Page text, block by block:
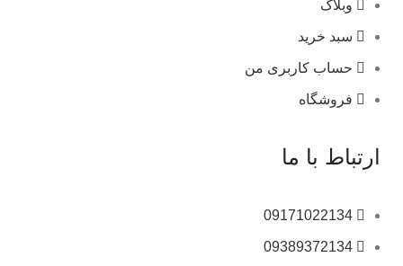
وبلاگ
سبد خرید
حساب کاربری من
فروشگاه
ارتباط با ما
09171022134
09389372134